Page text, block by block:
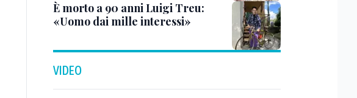
È morto a 90 anni Luigi Treu:
«Uomo dai mille interessi»
VIDEO